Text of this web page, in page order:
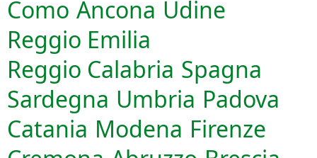
Como Ancona Udine
Reggio Emilia
Reggio Calabria Spagna
Sardegna Umbria Padova
Catania Modena Firenze